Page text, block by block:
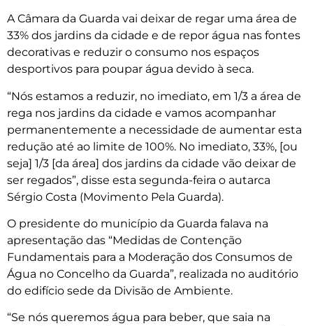
A Câmara da Guarda vai deixar de regar uma área de
33% dos jardins da cidade e de repor água nas fontes
decorativas e reduzir o consumo nos espaços
desportivos para poupar água devido à seca.
“Nós estamos a reduzir, no imediato, em 1/3 a área de
rega nos jardins da cidade e vamos acompanhar
permanentemente a necessidade de aumentar esta
redução até ao limite de 100%. No imediato, 33%, [ou
seja] 1/3 [da área] dos jardins da cidade vão deixar de
ser regados”, disse esta segunda-feira o autarca
Sérgio Costa (Movimento Pela Guarda).
O presidente do município da Guarda falava na
apresentação das “Medidas de Contenção
Fundamentais para a Moderação dos Consumos de
Água no Concelho da Guarda”, realizada no auditório
do edifício sede da Divisão de Ambiente.
“Se nós queremos água para beber, que saia na